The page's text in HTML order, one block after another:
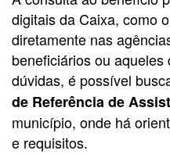
digitais da Caixa, como
diretamente nas
beneficiários ou
dúvidas, é possível
de Referência de
município, onde há
e requisitos.